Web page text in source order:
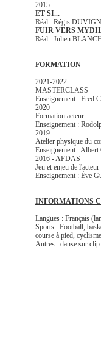
2015
ET SI...
Réal : Régis
FUIR VERS
Réal : Julien
FORMATION
2021-2022
MASTERCLASS
Enseignement : Fred
2020
Formation acteur
Enseignement :
2019
Atelier physique du
Enseignement :
2016 - AFDAS
Jeu et enjeu de l'acteur
Enseignement : Ève
INFORMATIONS
Langues : Français
Sports : Football,
course à pied,
Autres : danse sur